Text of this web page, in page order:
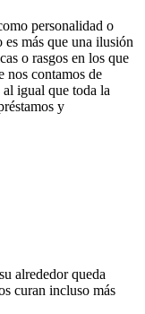
personalidad o
más que una ilusión
o rasgos en los que
nos contamos de
igual que toda la
y
alrededor queda
curan incluso más